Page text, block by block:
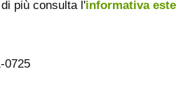
più consulta l'informativa
0725